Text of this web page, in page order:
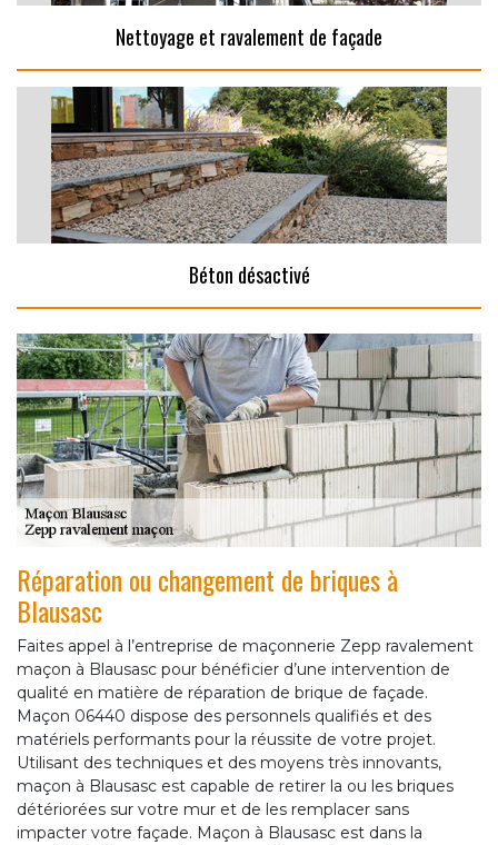
Nettoyage et ravalement de façade
Béton désactivé
Réparation ou changement de briques à
Blausasc
Faites appel à l’entreprise de maçonnerie Zepp ravalement
maçon à Blausasc pour bénéficier d’une intervention de
qualité en matière de réparation de brique de façade.
Maçon 06440 dispose des personnels qualifiés et des
matériels performants pour la réussite de votre projet.
Utilisant des techniques et des moyens très innovants,
maçon à Blausasc est capable de retirer la ou les briques
détériorées sur votre mur et de les remplacer sans
impacter votre façade. Maçon à Blausasc est dans la